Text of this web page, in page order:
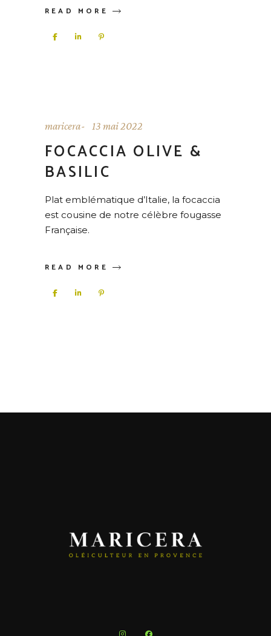
READ MORE
maricera 13 mai 2022
FOCACCIA OLIVE &
BASILIC
Plat emblématique d’Italie, la focaccia
est cousine de notre célèbre fougasse
Française.
READ MORE